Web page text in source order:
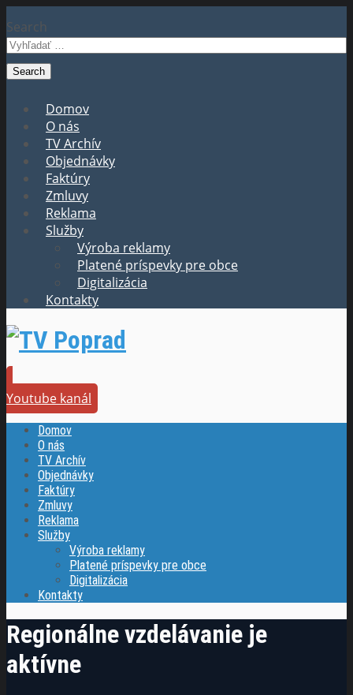
Search
Domov
O nás
TV Archív
Objednávky
Faktúry
Zmluvy
Reklama
Služby
Výroba reklamy
Platené príspevky pre obce
Digitalizácia
Kontakty
Youtube kanál
Domov
O nás
TV Archív
Objednávky
Faktúry
Zmluvy
Reklama
Služby
Výroba reklamy
Platené príspevky pre obce
Digitalizácia
Kontakty
Regionálne vzdelávanie je
aktívne